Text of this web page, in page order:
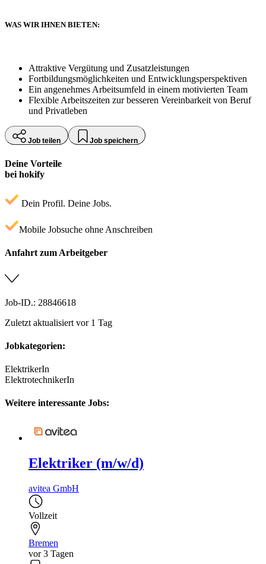
WAS WIR IHNEN BIETEN:
Attraktive Vergütung und Zusatzleistungen
Fortbildungsmöglichkeiten und Entwicklungsperspektiven
Ein angenehmes Arbeitsumfeld in einem motivierten Team
Flexible Arbeitszeiten zur besseren Vereinbarkeit von Beruf
und Privatleben
Job teilen Job speichern
Deine Vorteile
bei hokify
Dein Profil. Deine Jobs.
Mobile Jobsuche ohne Anschreiben
Anfahrt zum Arbeitgeber
Job-ID.: 28846618
Zuletzt aktualisiert vor 1 Tag
Jobkategorien:
ElektrikerIn
ElektrotechnikerIn
Weitere interessante Jobs:
Elektriker (m/w/d)
avitea GmbH
Vollzeit
Bremen
vor 3 Tagen